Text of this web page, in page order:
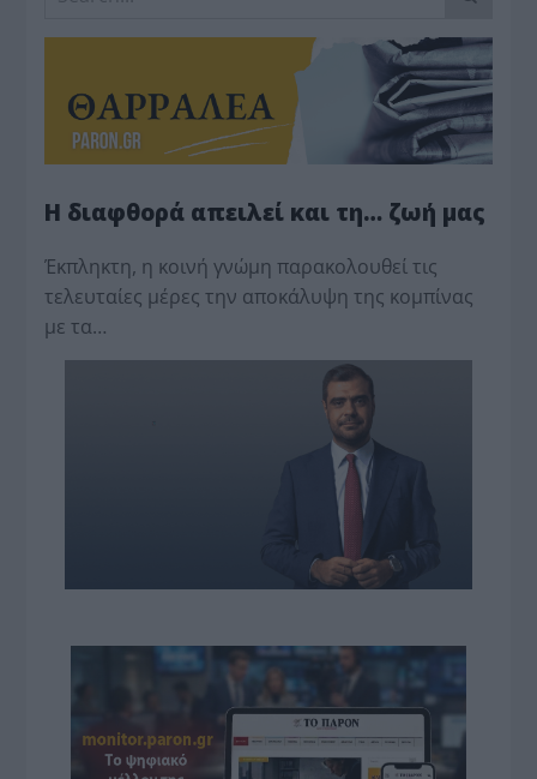
Η διαφθορά απειλεί και τη… ζωή μας
Έκπληκτη, η κοινή γνώμη παρακολουθεί τις
τελευταίες μέρες την αποκάλυψη της κο­μπίνας
με τα…